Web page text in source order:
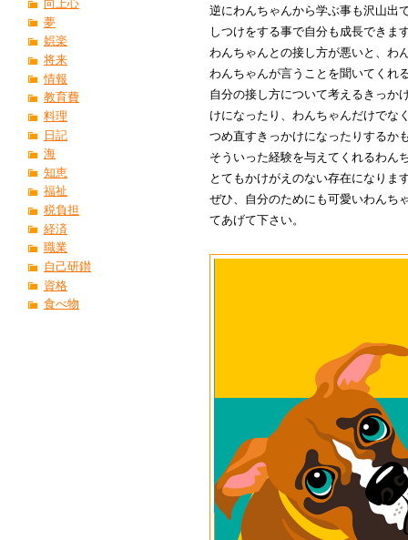
逆にわんちゃんから学ぶ事も沢山出
しつけをする事で自分も成長できま
わんちゃんとの接し方が悪いと、わ
わんちゃんが言うことを聞いてくれ
自分の接し方について考えるきっか
けになったり、わんちゃんだけでな
つめ直すきっかけになったりするか
そういった経験を与えてくれるわん
とてもかけがえのない存在になりま
ぜひ、自分のためにも可愛いわんち
てあげて下さい。
向上心
夢
娯楽
将来
情報
教育費
料理
日記
海
知恵
福祉
税負担
経済
職業
自己研鑚
資格
食べ物